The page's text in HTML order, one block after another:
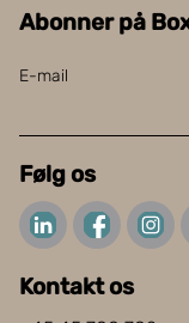
Abonner på
E-mail
Følg os
Kontakt os